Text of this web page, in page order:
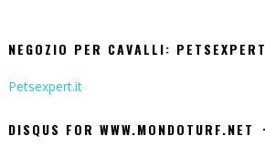
NEGOZIO PER CAVALLI: PETSEXPERT
Petsexpert.it
DISQUS FOR WWW.MONDOTURF.NET